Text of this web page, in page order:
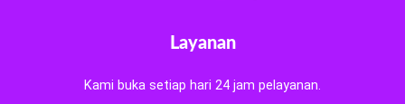
Layanan
Kami buka setiap hari 24 jam pelayanan.